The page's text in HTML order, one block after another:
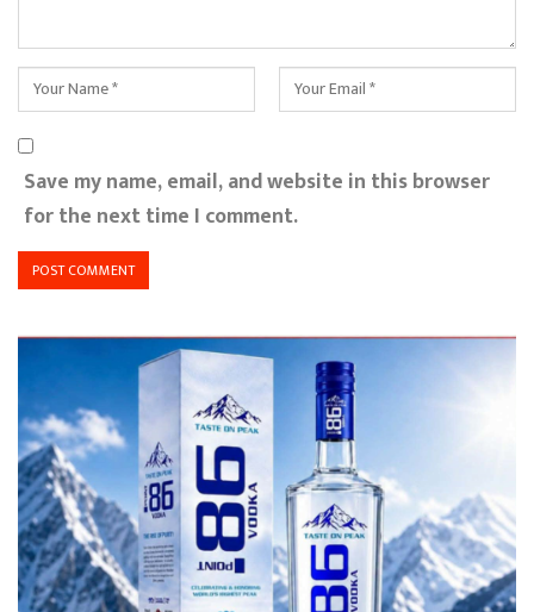
Save my name, email, and website in this browser
for the next time I comment.